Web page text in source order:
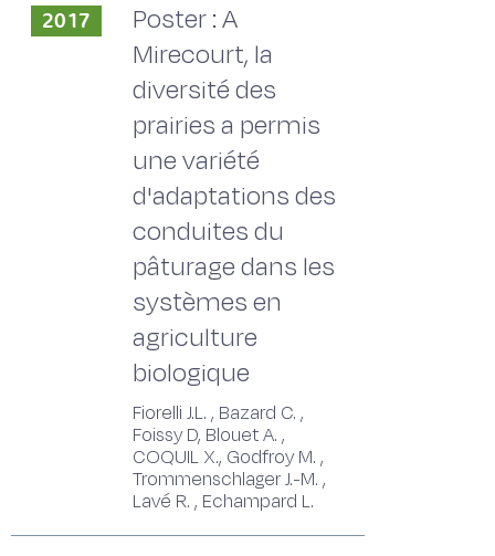
2017
Poster : A
Mirecourt, la
diversité des
prairies a permis
une variété
d'adaptations des
conduites du
pâturage dans les
systèmes en
agriculture
biologique
Fiorelli J.L. , Bazard C. ,
Foissy D, Blouet A. ,
COQUIL X., Godfroy M. ,
Trommenschlager J.-M. ,
Lavé R. , Echampard L.